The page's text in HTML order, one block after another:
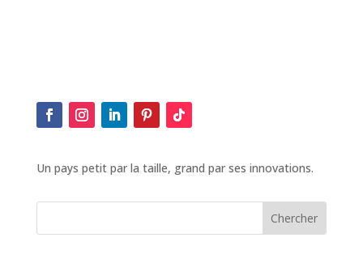
Un pays petit par la taille, grand par ses innovations.